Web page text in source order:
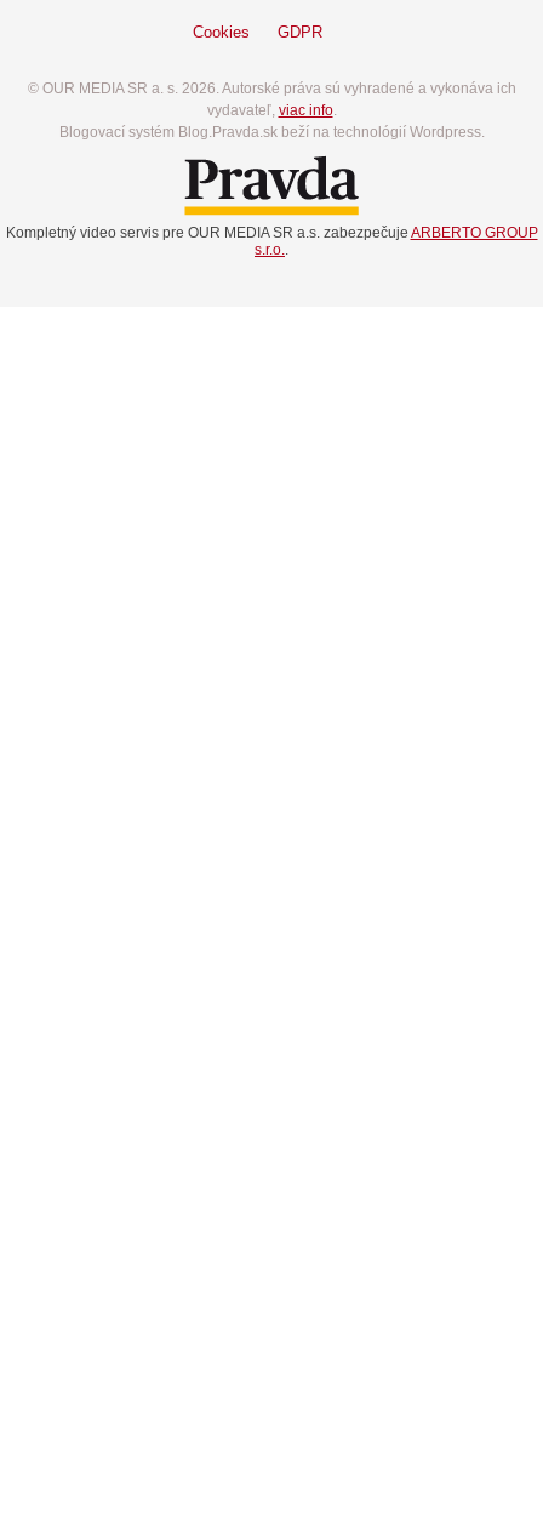
Cookies GDPR
© OUR MEDIA SR a. s. 2026. Autorské práva sú vyhradené a vykonáva ich
vydavateľ, viac info.
Blogovací systém Blog.Pravda.sk beží na technológií Wordpress.
Kompletný video servis pre OUR MEDIA SR a.s. zabezpečuje ARBERTO GROUP
s.r.o.